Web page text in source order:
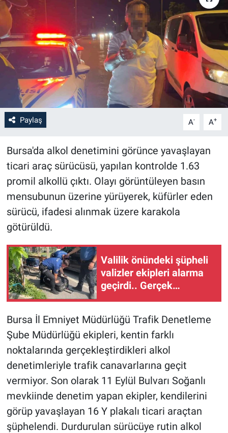
Paylaş A- A+
Bursa'da alkol denetimini görünce yavaşlayan
ticari araç sürücüsü, yapılan kontrolde 1.63
promil alkollü çıktı. Olayı görüntüleyen basın
mensubunun üzerine yürüyerek, küfürler eden
sürücü, ifadesi alınmak üzere karakola
götürüldü.
Valilik önündeki şüpheli
valizler ekipleri alarma
geçirdi.. Gerçek
Bursa İl Emniyet Müdürlüğü Trafik Denetleme
Şube Müdürlüğü ekipleri, kentin farklı
noktalarında gerçekleştirdikleri alkol
denetimleriyle trafik canavarlarına geçit
vermiyor. Son olarak 11 Eylül Bulvarı Soğanlı
mevkiinde denetim yapan ekipler, kendilerini
görüp yavaşlayan 16 Y plakalı ticari araçtan
şüphelendi. Durdurulan sürücüye rutin alkol